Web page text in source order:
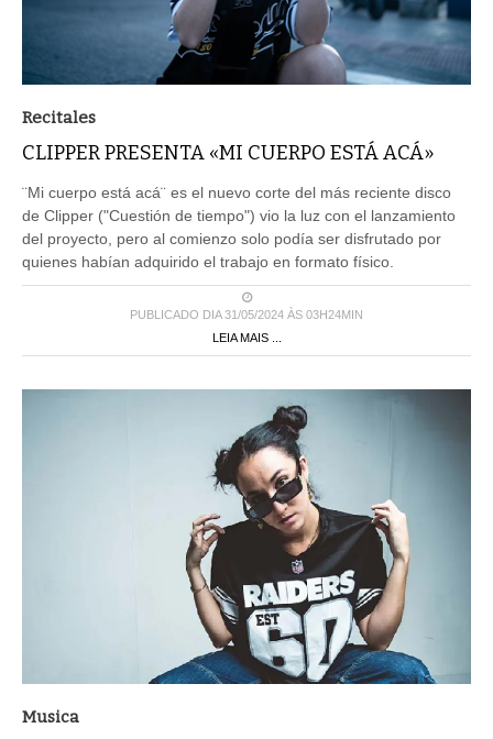
Recitales
CLIPPER PRESENTA «MI CUERPO ESTÁ ACÁ»
¨Mi cuerpo está acá¨ es el nuevo corte del más reciente disco
de Clipper ("Cuestión de tiempo") vio la luz con el lanzamiento
del proyecto, pero al comienzo solo podía ser disfrutado por
quienes habían adquirido el trabajo en formato físico.
PUBLICADO DIA 31/05/2024 ÀS 03H24MIN
LEIA MAIS ...
Musica